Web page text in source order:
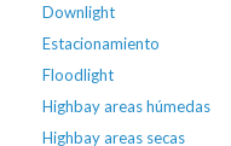
Downlight
Estacionamiento
Floodlight
Highbay areas húmedas
Highbay areas secas